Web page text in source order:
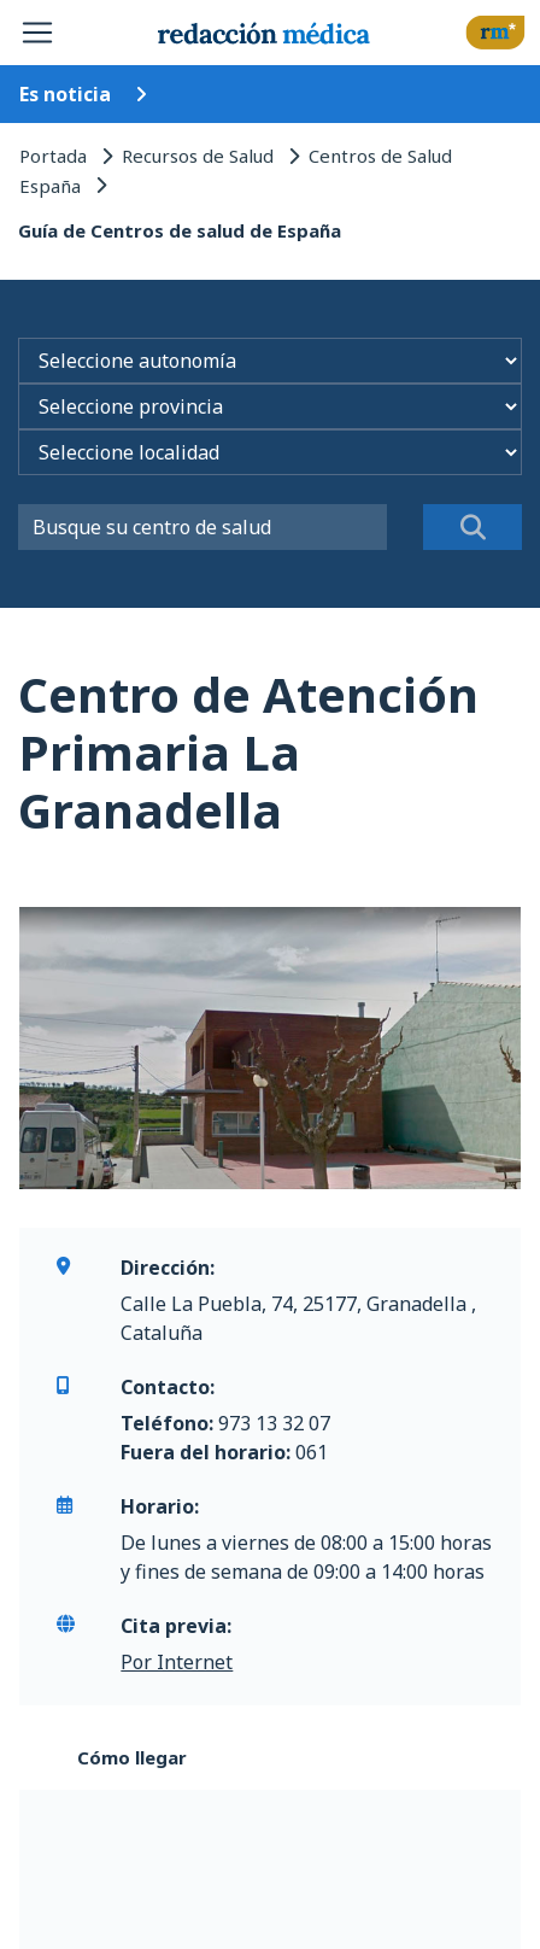
Es noticia
Portada Recursos de Salud Centros de Salud
España
Guía de Centros de salud de España
Centro de Atención
Primaria La
Granadella
Dirección:
Calle La Puebla, 74, 25177, Granadella ,
Cataluña
Contacto:
Teléfono:973 13 32 07
Fuera del horario:061
Horario:
De lunes a viernes de 08:00 a 15:00 horas
y fines de semana de 09:00 a 14:00 horas
Cita previa:
Por Internet
Cómo llegar